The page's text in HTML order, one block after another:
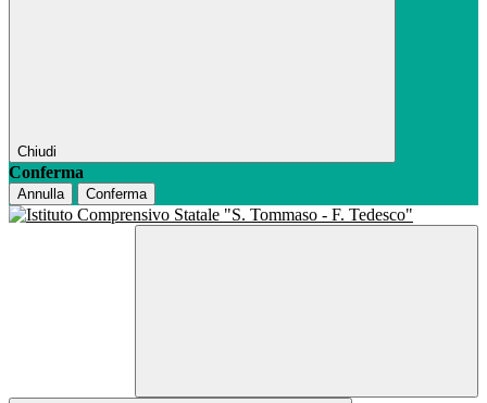
Chiudi
Conferma
Annulla Conferma